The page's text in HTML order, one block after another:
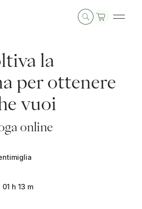
la
per ottenere
vuoi
online
01 h 13 m